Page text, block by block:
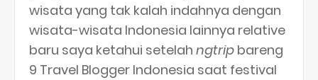
wisata yang tak kalah indahnya dengan
wisata-wisata Indonesia lainnya relative
baru saya ketahui setelah ngtrip bareng
9 Travel Blogger Indonesia saat festival